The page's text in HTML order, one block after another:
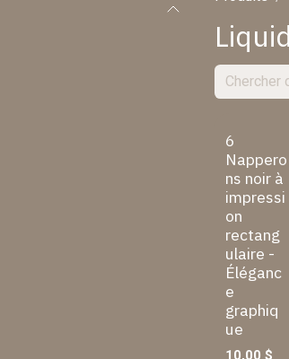
6
Nappero
ns noir à
impressi
on
rectang
ulaire -
Éléganc
e
graphiq
ue
10,00 $